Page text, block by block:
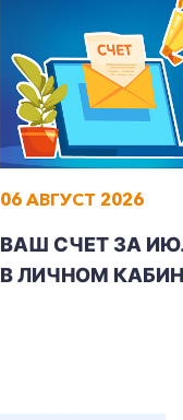
06 АВГУСТ 2026
ВАШ СЧЕТ ЗА
В ЛИЧНОМ